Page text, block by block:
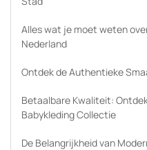
Alles wat je moet weten
Nederland
Ontdek de Authentieke
Betaalbare Kwaliteit:
Babykleding Collectie
De Belangrijkheid van